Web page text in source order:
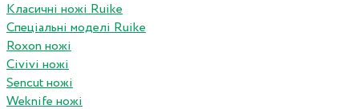
Класичні ножі Ruike
Спеціальні моделі Ruike
Roxon ножi
Civivi ножі
Sencut ножі
Weknife ножі